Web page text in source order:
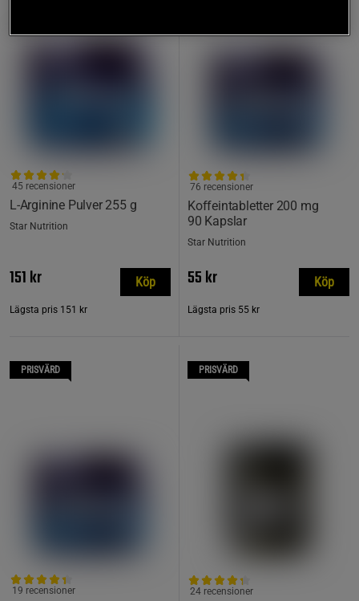
L-Arginine Pulver 255 g
45 recensioner
Star Nutrition
151 kr
Lägsta pris 151 kr
Köp
Koffeintabletter 200 mg
90 Kapslar
76 recensioner
Star Nutrition
55 kr
Lägsta pris 55 kr
Köp
PRISVÄRD
19 recensioner
PRISVÄRD
24 recensioner